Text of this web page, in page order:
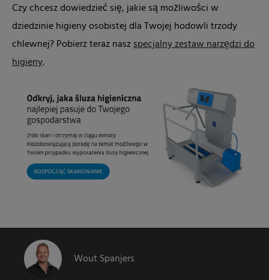
Czy chcesz dowiedzieć się, jakie są możliwości w
dziedzinie higieny osobistej dla Twojej hodowli trzody
chlewnej? Pobierz teraz naszspecjalny zestaw narzędzi do
higieny.
Wout Spanjers